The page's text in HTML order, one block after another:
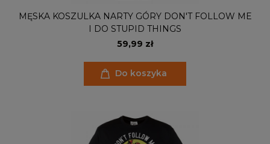
MĘSKA KOSZULKA NARTY GÓRY DON'T FOLLOW ME
I DO STUPID THINGS
59,99 zł
Do koszyka